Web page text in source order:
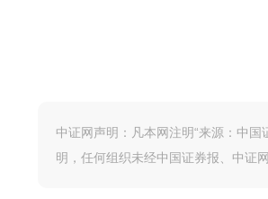
中证网声明：凡本网注明“来源：中
明，任何组织未经中国证券报、中证